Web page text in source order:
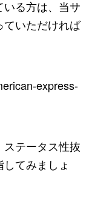
いる方は、当サ
ていただければ
express-
ステータス性抜
てみましょ